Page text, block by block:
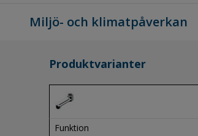
Miljö- och klimatpåverkan
Produktvarianter
Funktion